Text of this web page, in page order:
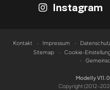
Instagram
Kontakt Impressum
Sitemap
Cookie-
Modelly
Copyright (2012-